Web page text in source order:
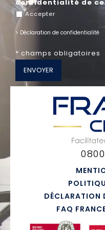
DÉCLARATION
FAQ
confidentialité de ce
Accepter
> Déclaration de confidentialité
* champs obligatoires